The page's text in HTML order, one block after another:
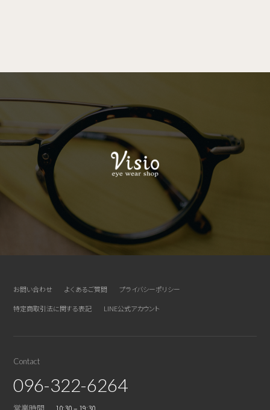
お問い合わせ よくあるご質問
プライバシーポリシー
特定商取引法に関する表記
LINE公式アカウント
Contact
096-322-6264
10:30 – 19:30